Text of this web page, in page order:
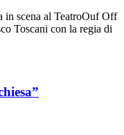
in scena al TeatroOuf Off
Toscani con la regia di